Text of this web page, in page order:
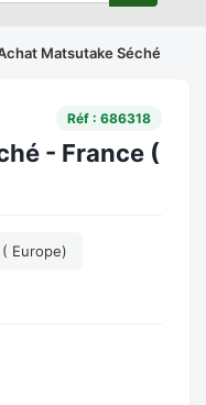
Matsutake Séché
Réf : 686318
- France (
Europe)